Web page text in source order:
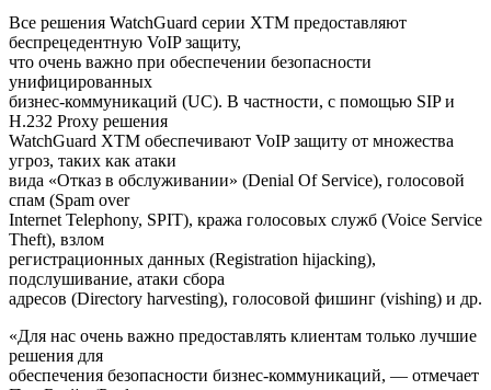
Все решения WatchGuard серии XTM предоставляют
беспрецедентную VoIP защиту,
что очень важно при обеспечении безопасности
унифицированных
бизнес-коммуникаций (UC). В частности, с помощью SIP и
H.232 Proxy решения
WatchGuard XTM обеспечивают VoIP защиту от множества
угроз, таких как атаки
вида «Отказ в обслуживании» (Denial Of Service), голосовой
спам (Spam over
Internet Telephony, SPIT), кража голосовых служб (Voice Service
Theft), взлом
регистрационных данных (Registration hijacking),
подслушивание, атаки сбора
адресов (Directory harvesting), голосовой фишинг (vishing) и др.
«Для нас очень важно предоставлять клиентам только лучшие
решения для
обеспечения безопасности бизнес-коммуникаций, — отмечает